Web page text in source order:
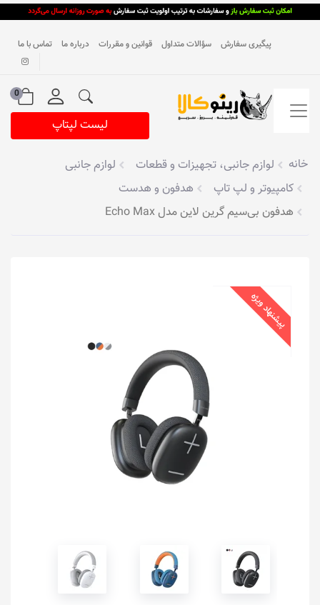
پیگیری سفارش سؤالات متداول قوانین و مقررات درباره ما تماس با ما
0
لیست لپتاپ
خانه لوازم جانبی، تجهیزات و قطعات
لوازم جانبی
کامپیوتر و لپ تاپ
هدفون و هدست
هدفون بی‌سیم گرین لاین مدل Echo Max
پیشنهاد ویژه